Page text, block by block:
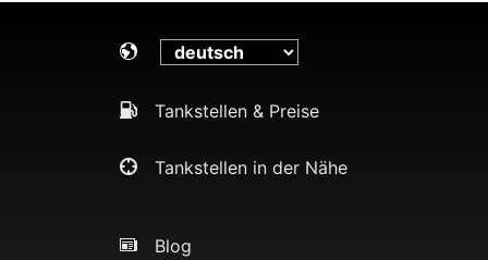
Tankstellen & Preise
Tankstellen in der Nähe
Blog